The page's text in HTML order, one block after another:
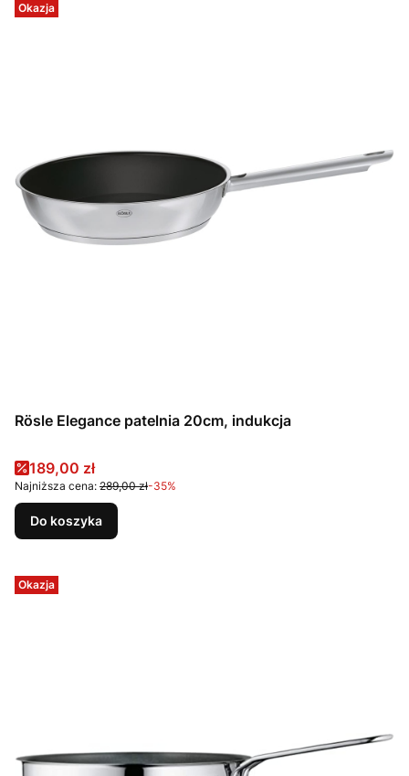
Okazja
Rösle Elegance patelnia 20cm, indukcja
Cena promocyjna
189,00 zł
Najniższa cena: 289,00 zł-35%
Do koszyka
Okazja